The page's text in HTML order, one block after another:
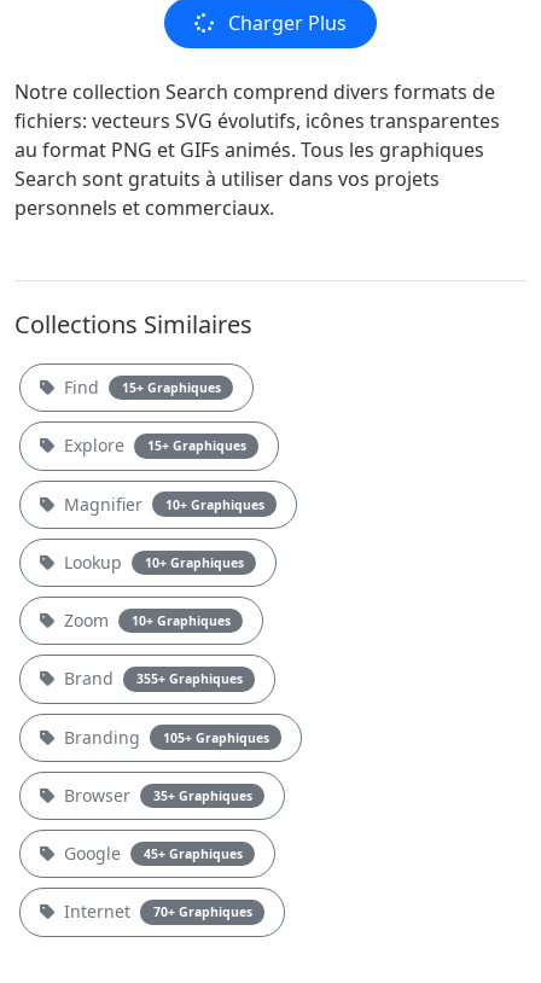
Charger Plus
Notre collection Search comprend divers formats de
fichiers: vecteurs SVG évolutifs, icônes transparentes
au format PNG et GIFs animés. Tous les graphiques
Search sont gratuits à utiliser dans vos projets
personnels et commerciaux.
Collections Similaires
Find 15+ Graphiques
Explore 15+ Graphiques
Magnifier 10+ Graphiques
Lookup 10+ Graphiques
Zoom 10+ Graphiques
Brand 355+ Graphiques
Branding 105+ Graphiques
Browser 35+ Graphiques
Google 45+ Graphiques
Internet 70+ Graphiques